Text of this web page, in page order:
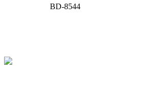
BD-8544